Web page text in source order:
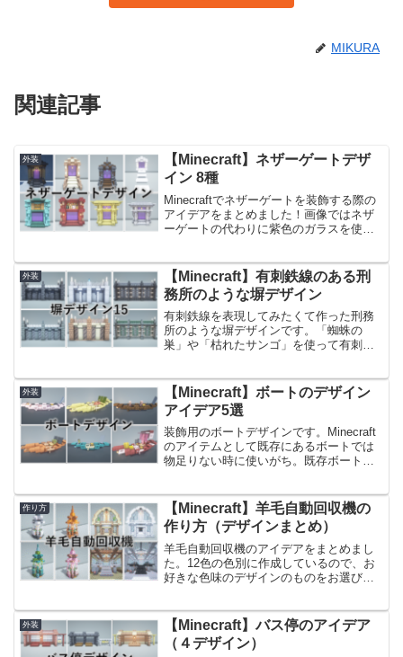
MIKURA
関連記事
外装
【Minecraft】ネザーゲートデザ
イン 8種
Minecraftでネザーゲートを装飾する際の
アイデアをまとめました！画像ではネザ
ーゲートの代わりに紫色のガラスを使用
外装
【Minecraft】有刺鉄線のある刑
務所のような塀デザイン
有刺鉄線を表現してみたくて作った刑務
所のような塀デザインです。「蜘蛛の
巣」や「枯れたサンゴ」を使って有刺鉄
きにおすすめのデザインです。前回作っ
た塀のアイデアはこちらです...
外装
【Minecraft】ボートのデザイン
アイデア5選
装飾用のボートデザインです。Minecraft
のアイテムとして既存にあるボートでは
物足りない時に使いがち。既存ボートは
いを装飾するとき・港を作るときにおす
すめのデザイン...
作り方
【Minecraft】羊毛自動回収機の
作り方（デザインまとめ）
羊毛自動回収機のアイデアをまとめまし
た。12色の色別に作成しているので、お
好きな色味のデザインのものをお選びく
で、用途に合わせて使いやすいデザイン
を選ぶことができます。Y...
外装
【Minecraft】バス停のアイデア
（４デザイン）